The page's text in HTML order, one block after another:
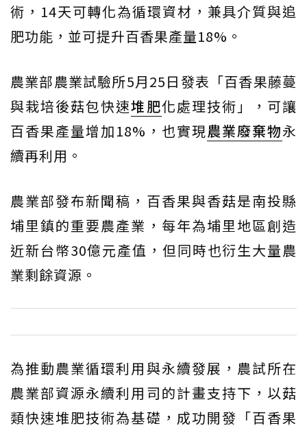
術，14天可轉化為循環資材，兼具介質與追
肥功能，並可提升百香果產量18%。
農業部農業試驗所5月25日發表「百香果藤蔓
與栽培後菇包快速堆肥化處理技術」，可讓
百香果產量增加18%，也實現農業廢棄物永
續再利用。
農業部發布新聞稿，百香果與香菇是南投縣
埔里鎮的重要農產業，每年為埔里地區創造
近新台幣30億元產值，但同時也衍生大量農
業剩餘資源。
為推動農業循環利用與永續發展，農試所在
農業部資源永續利用司的計畫支持下，以菇
類快速堆肥技術為基礎，成功開發「百香果